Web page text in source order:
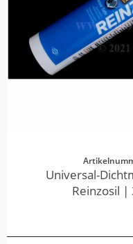
Universal-
Reinzosil |